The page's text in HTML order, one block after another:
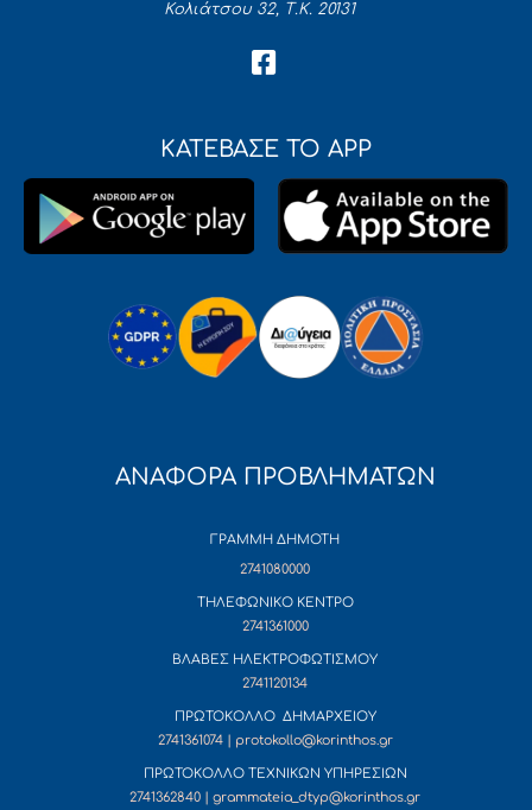
Κολιάτσου 32, Τ.Κ. 20131
ΚΑΤΕΒΑΣΕ ΤΟ APP
ΑΝΑΦΟΡΑ ΠΡΟΒΛΗΜΑΤΩΝ
ΓΡΑΜΜΗ ΔΗΜΟΤΗ
2741080000
ΤΗΛΕΦΩΝΙΚΟ ΚΕΝΤΡΟ
2741361000
ΒΛΑΒΕΣ ΗΛΕΚΤΡΟΦΩΤΙΣΜΟΥ
2741120134
ΠΡΩΤΟΚΟΛΛΟ ΔΗΜΑΡΧΕΙΟΥ
2741361074 | protokollo@korinthos.gr
ΠΡΩΤΟΚΟΛΛΟ ΤΕΧΝΙΚΩΝ ΥΠΗΡΕΣΙΩΝ
2741362840 | grammateia_dtyp@korinthos.gr